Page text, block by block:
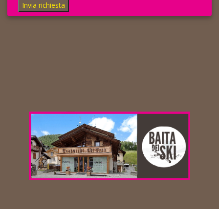
Invia richiesta